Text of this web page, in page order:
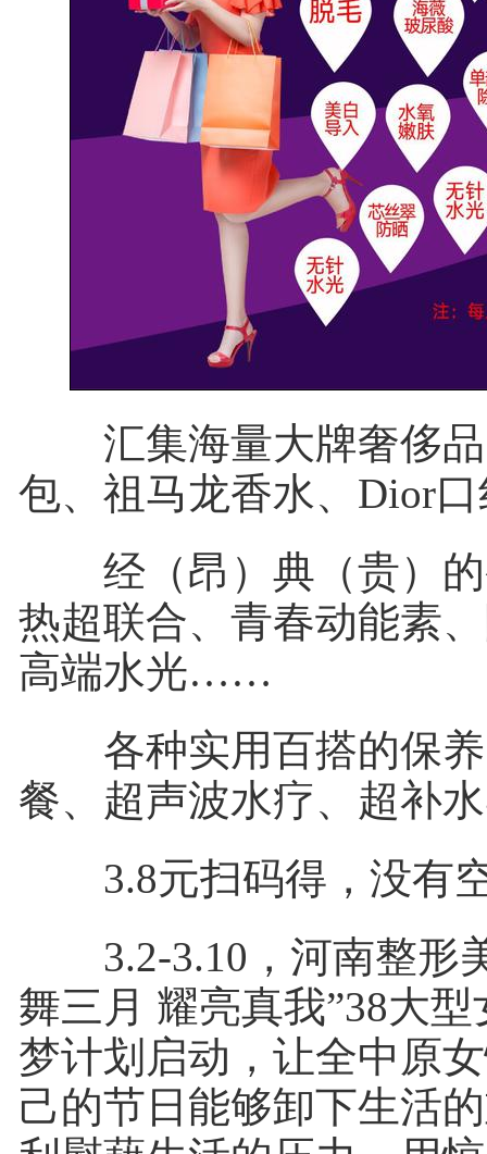
汇集海量大牌奢侈品
包、祖马龙香水、Dior
经（昂）典（贵）的
热超联合、青春动能素
高端水光……
各种实用百搭的保养
餐、超声波水疗、超补
3.8元扫码得，没有
3.2-3.10，河南整形
舞三月 耀亮真我”38大
梦计划启动，让全中原
己的节日能够卸下生活